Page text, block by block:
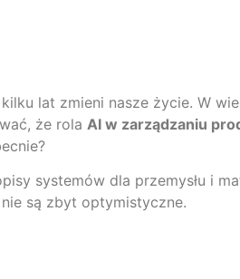
lat zmieni nasze życie. W
że rola AI w zarządzaniu
systemów dla przemysłu i
są zbyt optymistyczne.